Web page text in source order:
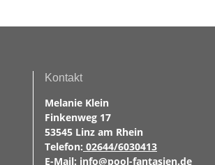
Kontakt
Melanie Klein
Finkenweg 17
53545 Linz am Rhein
Telefon: 02644/6030413
E-Mail: info@pool-fantasien.de